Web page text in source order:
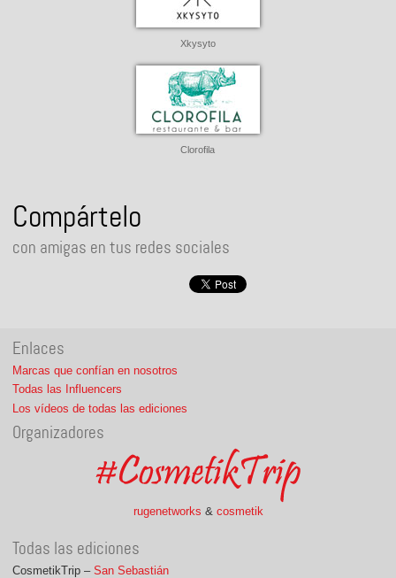
Xkysyto
Clorofila
Compártelo
con amigas en tus redes sociales
Enlaces
Marcas que confían en nosotros
Todas las Influencers
Los vídeos de todas las ediciones
Organizadores
rugenetworks & cosmetik
Todas las ediciones
CosmetikTrip –San Sebastián